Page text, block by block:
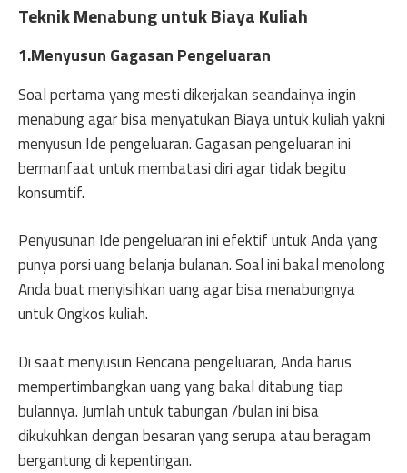
Teknik Menabung untuk Biaya Kuliah
1.Menyusun Gagasan Pengeluaran
Soal pertama yang mesti dikerjakan seandainya ingin
menabung agar bisa menyatukan Biaya untuk kuliah yakni
menyusun Ide pengeluaran. Gagasan pengeluaran ini
bermanfaat untuk membatasi diri agar tidak begitu
konsumtif.
Penyusunan Ide pengeluaran ini efektif untuk Anda yang
punya porsi uang belanja bulanan. Soal ini bakal menolong
Anda buat menyisihkan uang agar bisa menabungnya
untuk Ongkos kuliah.
Di saat menyusun Rencana pengeluaran, Anda harus
mempertimbangkan uang yang bakal ditabung tiap
bulannya. Jumlah untuk tabungan /bulan ini bisa
dikukuhkan dengan besaran yang serupa atau beragam
bergantung di kepentingan.